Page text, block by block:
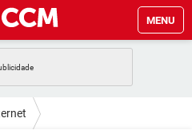
MENU
FACEBOOK
WHATSAPP